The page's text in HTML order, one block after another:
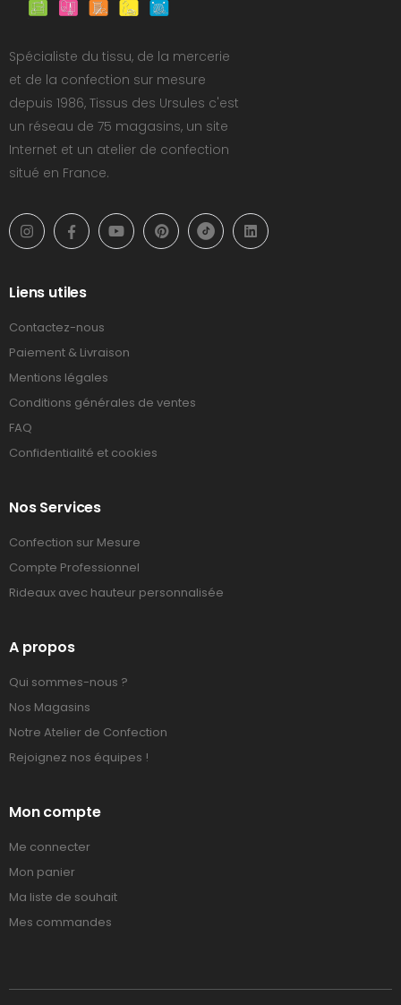
Spécialiste du tissu, de la mercerie
et de la confection sur mesure
depuis 1986, Tissus des Ursules c'est
un réseau de 75 magasins, un site
Internet et un atelier de confection
situé en France.
Liens utiles
Contactez-nous
Paiement & Livraison
Mentions légales
Conditions générales de ventes
FAQ
Confidentialité et cookies
Nos Services
Confection sur Mesure
Compte Professionnel
Rideaux avec hauteur personnalisée
A propos
Qui sommes-nous ?
Nos Magasins
Notre Atelier de Confection
Rejoignez nos équipes !
Mon compte
Me connecter
Mon panier
Ma liste de souhait
Mes commandes